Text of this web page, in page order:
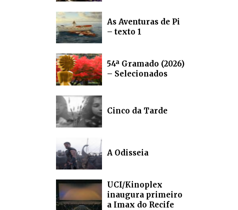
As Aventuras de Pi
– texto 1
54ª Gramado (2026)
– Selecionados
Cinco da Tarde
A Odisseia
UCI/Kinoplex
inaugura primeiro
a Imax do Recife